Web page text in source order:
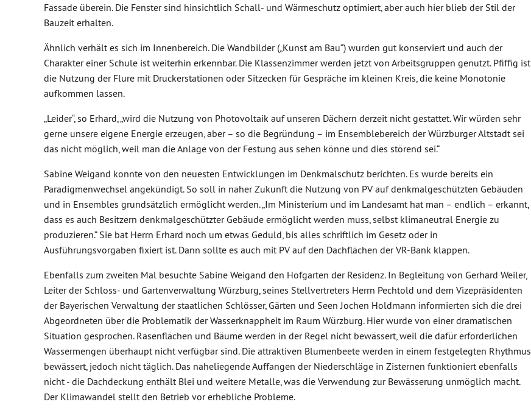
Fassade überein. Die Fenster sind hinsichtlich Schall- und Wärmeschutz optimiert, aber auch hier blieb der Stil der
Bauzeit erhalten.
Ähnlich verhält es sich im Innenbereich. Die Wandbilder („Kunst am Bau“) wurden gut konserviert und auch der
Charakter einer Schule ist weiterhin erkennbar. Die Klassenzimmer werden jetzt von Arbeitsgruppen genutzt. Pfiffig ist
die Nutzung der Flure mit Druckerstationen oder Sitzecken für Gespräche im kleinen Kreis, die keine Monotonie
aufkommen lassen.
„Leider“, so Erhard, „wird die Nutzung von Photovoltaik auf unseren Dächern derzeit nicht gestattet. Wir würden sehr
gerne unsere eigene Energie erzeugen, aber – so die Begründung – im Ensemblebereich der Würzburger Altstadt sei
das nicht möglich, weil man die Anlage von der Festung aus sehen könne und dies störend sei.“
Sabine Weigand konnte von den neuesten Entwicklungen im Denkmalschutz berichten. Es wurde bereits ein
Paradigmenwechsel angekündigt. So soll in naher Zukunft die Nutzung von PV auf denkmalgeschützten Gebäuden
und in Ensembles grundsätzlich ermöglicht werden. „Im Ministerium und im Landesamt hat man – endlich – erkannt,
dass es auch Besitzern denkmalgeschützter Gebäude ermöglicht werden muss, selbst klimaneutral Energie zu
produzieren.“ Sie bat Herrn Erhard noch um etwas Geduld, bis alles schriftlich im Gesetz oder in
Ausführungsvorgaben fixiert ist. Dann sollte es auch mit PV auf den Dachflächen der VR-Bank klappen.
Ebenfalls zum zweiten Mal besuchte Sabine Weigand den Hofgarten der Residenz. In Begleitung von Gerhard Weiler,
Leiter der Schloss- und Gartenverwaltung Würzburg, seines Stellvertreters Herrn Pechtold und dem Vizepräsidenten
der Bayerischen Verwaltung der staatlichen Schlösser, Gärten und Seen Jochen Holdmann informierten sich die drei
Abgeordneten über die Problematik der Wasserknappheit im Raum Würzburg. Hier wurde von einer dramatischen
Situation gesprochen. Rasenflächen und Bäume werden in der Regel nicht bewässert, weil die dafür erforderlichen
Wassermengen überhaupt nicht verfügbar sind. Die attraktiven Blumenbeete werden in einem festgelegten Rhythmus
bewässert, jedoch nicht täglich. Das naheliegende Auffangen der Niederschläge in Zisternen funktioniert ebenfalls
nicht - die Dachdeckung enthält Blei und weitere Metalle, was die Verwendung zur Bewässerung unmöglich macht.
Der Klimawandel stellt den Betrieb vor erhebliche Probleme.